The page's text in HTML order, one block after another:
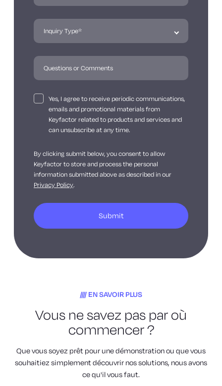
Yes, I agree to receive periodic communications,
emails and promotional materials from
Keyfactor related to products and services and
can unsubscribe at any time.
By clicking submit below, you consent to allow
Keyfactor to store and process the personal
information submitted above as described in our
Privacy Policy.
EN SAVOIR PLUS
Vous ne savez pas par où
commencer ?
Que vous soyez prêt pour une démonstration ou que vous
souhaitiez simplement découvrir nos solutions, nous avons
ce qu'il vous faut.